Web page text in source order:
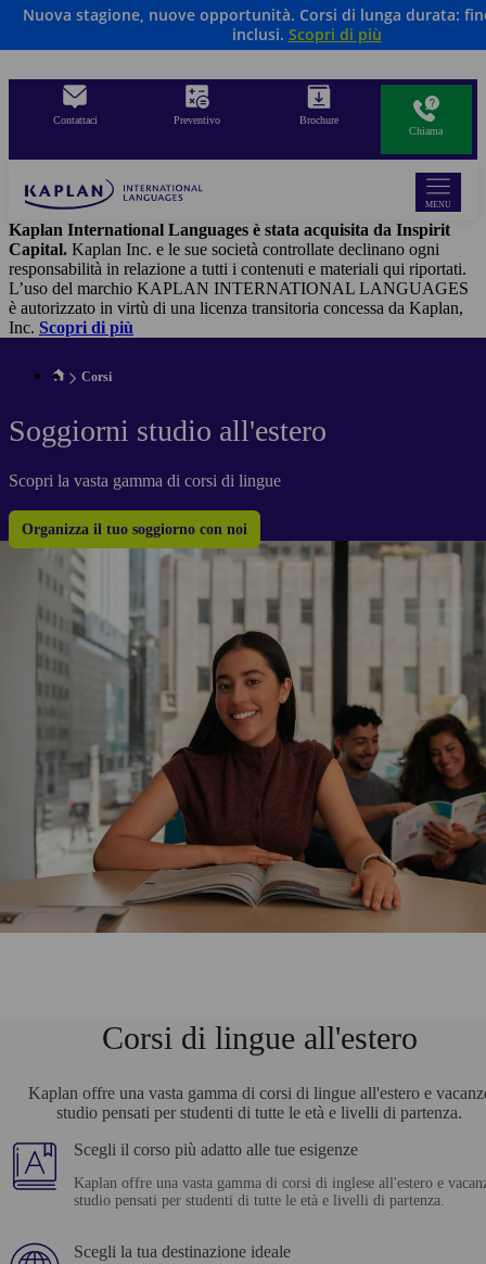
Salta
principale
Contattaci Preventivo
Brochure
Chiama
MENU
Kaplan International Languages è stata acquisita da Inspirit
Capital. Kaplan Inc. e le sue società controllate declinano ogni
responsabilità in relazione a tutti i contenuti e materiali qui riportati.
L’uso del marchio KAPLAN INTERNATIONAL LANGUAGES
è autorizzato in virtù di una licenza transitoria concessa da Kaplan,
Inc. Scopri di più
Nuova stagione, nuove opportunità. Corsi di lunga durata:
inclusi. Scopri di più
Corsi
Soggiorni studio all'estero
Scopri la vasta gamma di corsi di lingue
Organizza il tuo soggiorno con noi
Corsi di lingue all'estero
Kaplan offre una vasta gamma di corsi di lingue all'estero e
studio pensati per studenti di tutte le età e livelli di partenza.
Scegli il corso più adatto alle tue esigenze
Kaplan offre una vasta gamma di corsi di inglese all'estero e
studio pensati per studenti di tutte le età e livelli di partenza.
Scegli la tua destinazione ideale